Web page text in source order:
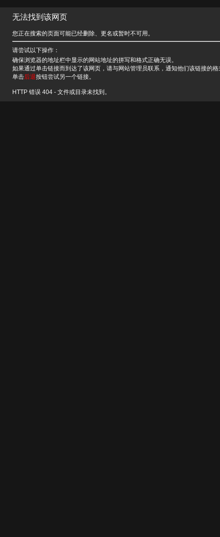
无法找到该网页
您正在搜索的页面可能已经删除、更名或暂时不可用。
请尝试以下操作：
确保浏览器的地址栏中显示的网站地址的拼写和格式正确无误。
如果通过单击链接而到达了该网页，请与网站管理员联系，通知他们该链接的
单击后退按钮尝试另一个链接。
HTTP 错误 404 - 文件或目录未找到。